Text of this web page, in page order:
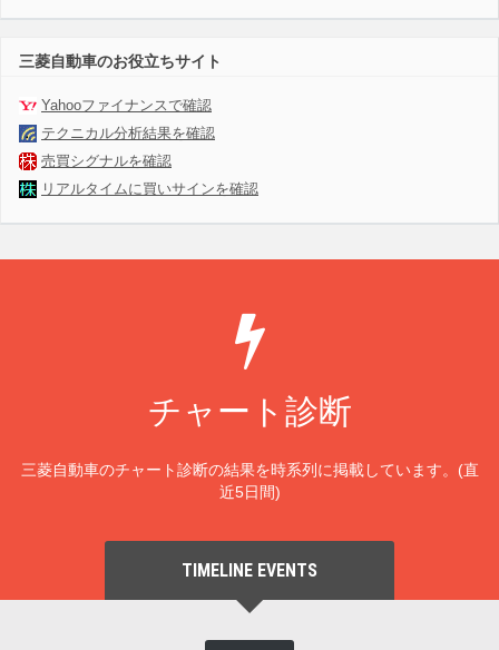
三菱自動車のお役立ちサイト
Yahooファイナンスで確認
テクニカル分析結果を確認
売買シグナルを確認
リアルタイムに買いサインを確認
チャート診断
三菱自動車のチャート診断の結果を時系列に掲載しています。(直
近5日間)
TIMELINE EVENTS